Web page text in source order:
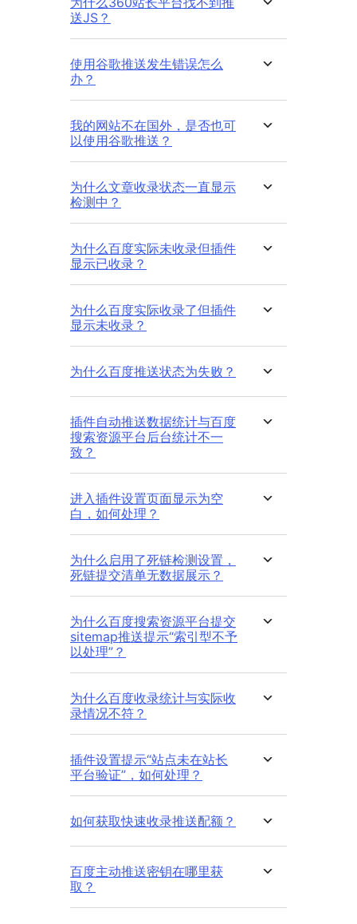
送JS？
使用谷歌推送发生错误怎么
办？
我的网站不在国外，是否也可
以使用谷歌推送？
为什么文章收录状态一直显示
检测中？
为什么百度实际未收录但插件
显示已收录？
为什么百度实际收录了但插件
显示未收录？
为什么百度推送状态为失败？
插件自动推送数据统计与百度
搜索资源平台后台统计不一
致？
进入插件设置页面显示为空
白，如何处理？
为什么启用了死链检测设置，
死链提交清单无数据展示？
为什么百度搜索资源平台提交
sitemap推送提示“索引型不予
以处理”？
为什么百度收录统计与实际收
录情况不符？
插件设置提示“站点未在站长
平台验证”，如何处理？
如何获取快速收录推送配额？
百度主动推送密钥在哪里获
取？